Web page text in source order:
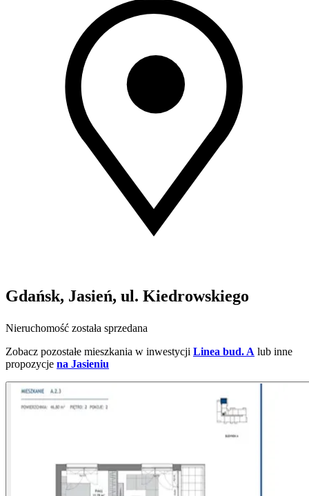
Gdańsk, Jasień, ul. Kiedrowskiego
Nieruchomość została sprzedana
Zobacz pozostałe mieszkania w inwestycji Linea bud. A lub inne
propozycje na Jasieniu